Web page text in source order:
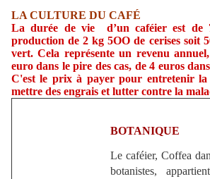
LA CULTURE DU CAFÉ
La durée de vie d’un caféier est de
production de 2 kg 5OO de cerises soit
vert. Cela représente un revenu
euro dans le pire des cas, de 4 euros
C'est le prix à payer pour entretenir la
mettre des engrais et lutter contre la
BOTANIQUE
Le caféier, Coffea
botanistes,